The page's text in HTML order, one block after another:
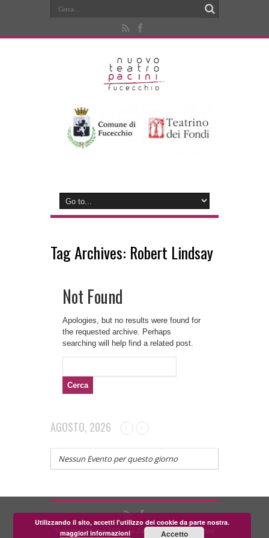
Tag Archives: Robert Lindsay
Not Found
Apologies, but no results were found for
the requested archive. Perhaps
searching will help find a related post.
AGOSTO, 2026
Nessun Evento per questo giorno
Teatrino dei Fondi APS - via Zara, 58 56024 Corazzano
Utilizzando il sito, accetti l'utilizzo dei cookie da parte nostra.
maggiori informazioni
Accetto